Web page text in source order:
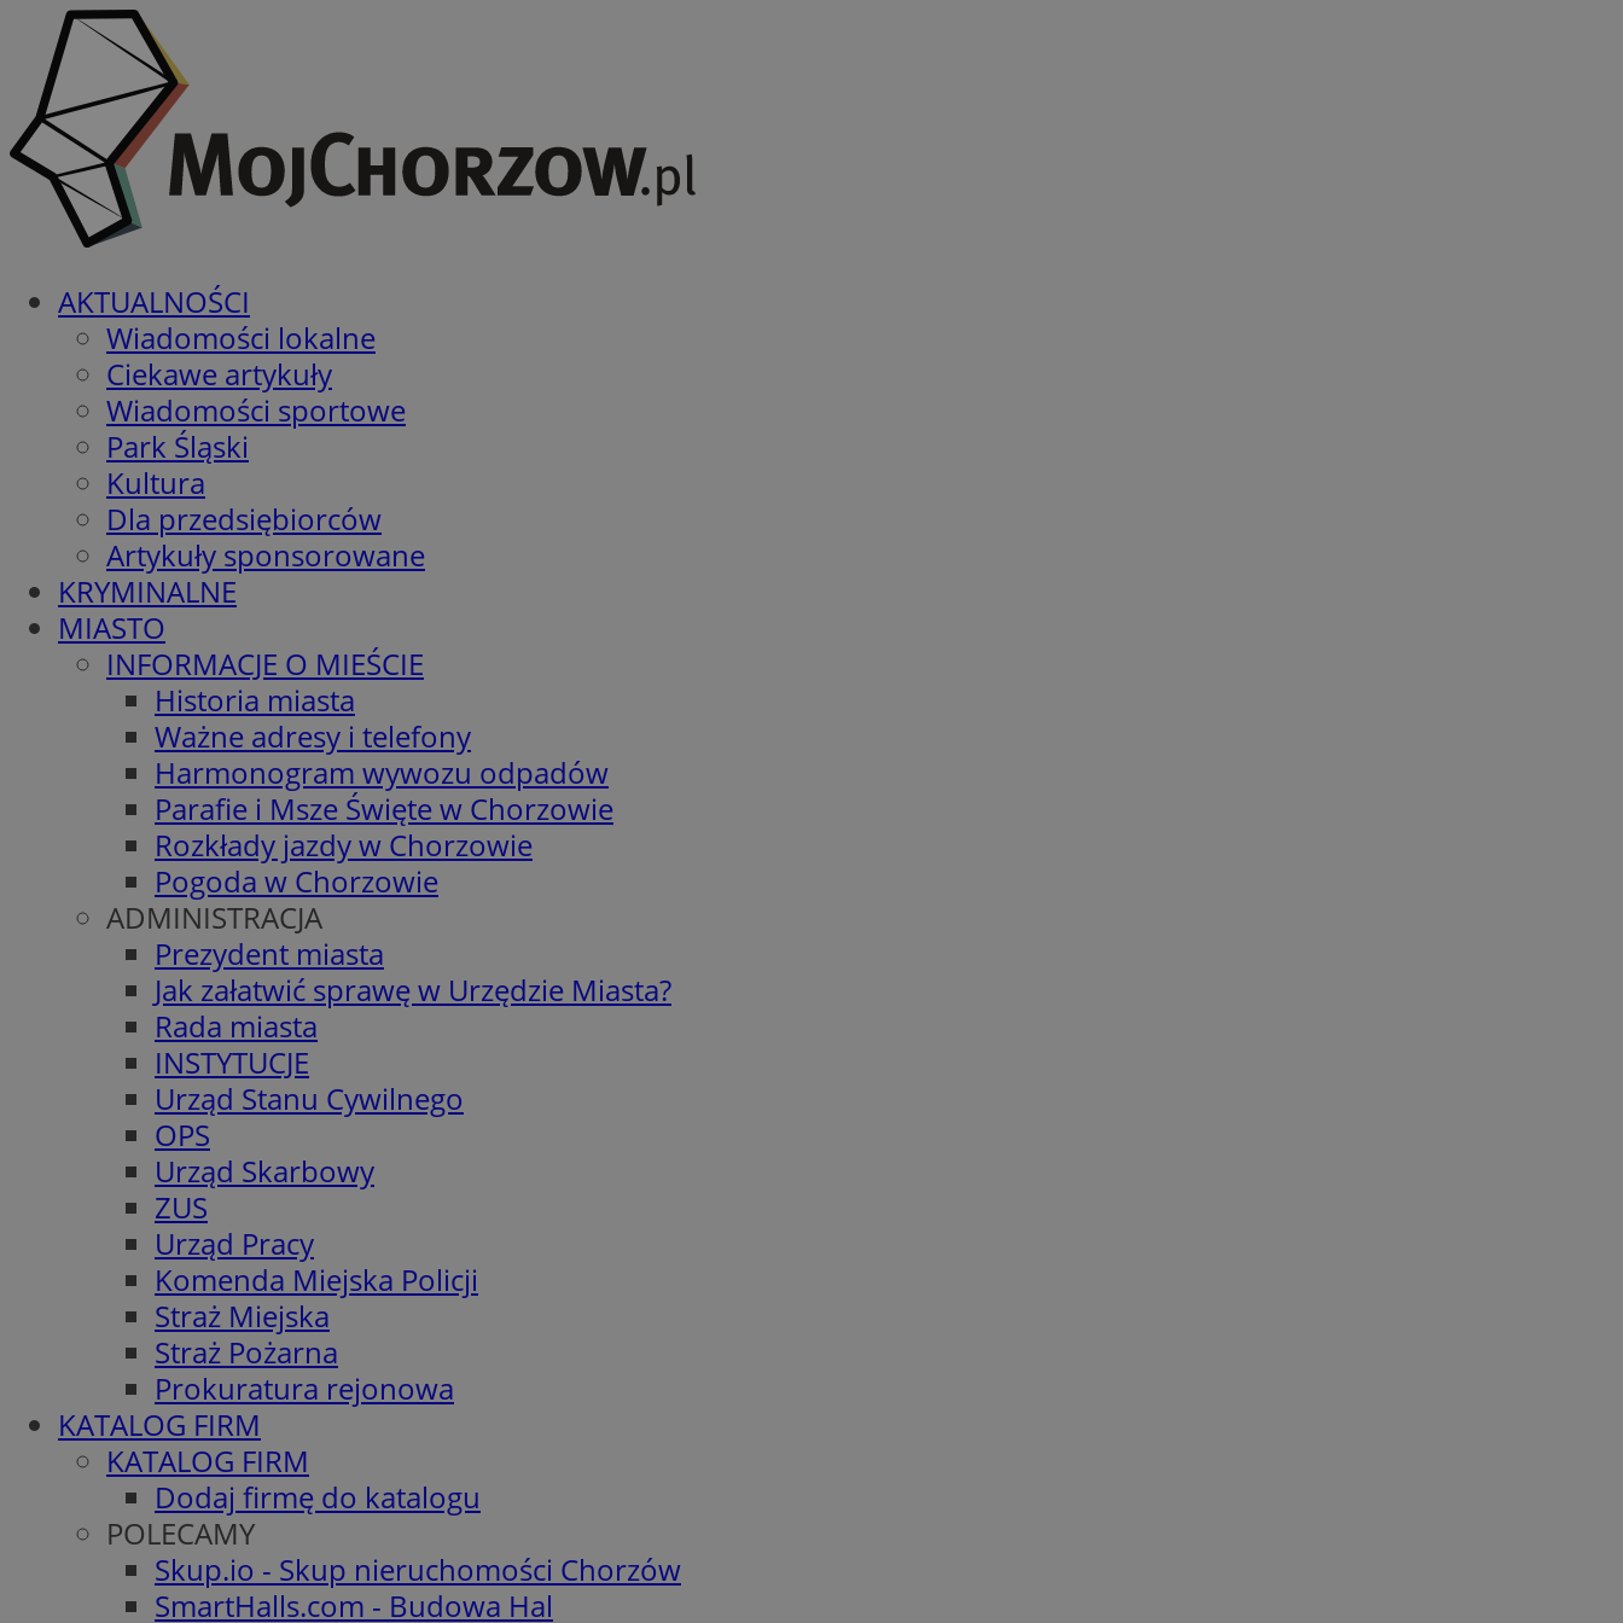
AKTUALNOŚCI
Wiadomości lokalne
Ciekawe artykuły
Wiadomości sportowe
Park Śląski
Kultura
Dla przedsiębiorców
Artykuły sponsorowane
KRYMINALNE
MIASTO
INFORMACJE O MIEŚCIE
Historia miasta
Ważne adresy i telefony
Harmonogram wywozu odpadów
Parafie i Msze Święte w Chorzowie
Rozkłady jazdy w Chorzowie
Pogoda w Chorzowie
ADMINISTRACJA
Prezydent miasta
Jak załatwić sprawę w Urzędzie Miasta?
Rada miasta
INSTYTUCJE
Urząd Stanu Cywilnego
OPS
Urząd Skarbowy
ZUS
Urząd Pracy
Komenda Miejska Policji
Straż Miejska
Straż Pożarna
Prokuratura rejonowa
KATALOG FIRM
KATALOG FIRM
Dodaj firmę do katalogu
POLECAMY
Skup.io - Skup nieruchomości Chorzów
SmartHalls.com - Budowa Hal